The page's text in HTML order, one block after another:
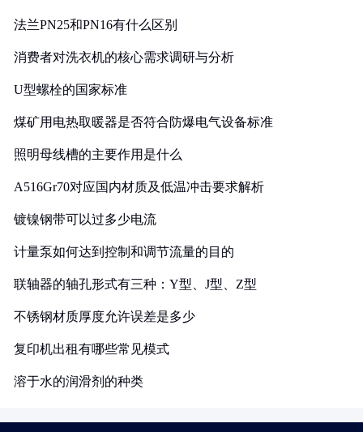
法兰PN25和PN16有什么区别
消费者对洗衣机的核心需求调研与分析
U型螺栓的国家标准
煤矿用电热取暖器是否符合防爆电气设备标准
照明母线槽的主要作用是什么
A516Gr70对应国内材质及低温冲击要求解析
镀镍钢带可以过多少电流
计量泵如何达到控制和调节流量的目的
联轴器的轴孔形式有三种：Y型、J型、Z型
不锈钢材质厚度允许误差是多少
复印机出租有哪些常见模式
溶于水的润滑剂的种类